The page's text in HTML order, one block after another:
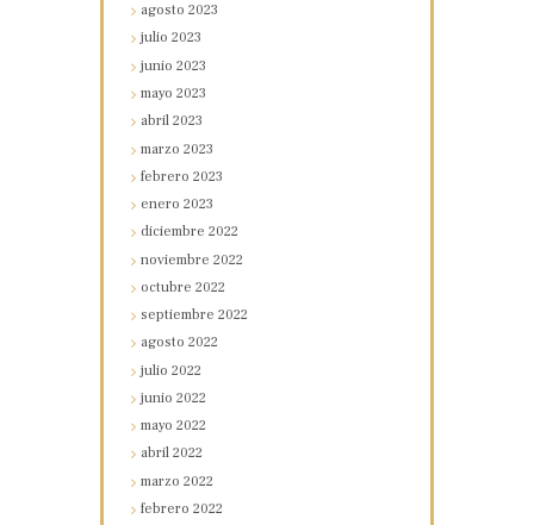
agosto2023
julio2023
junio2023
mayo2023
abril2023
marzo2023
febrero2023
enero2023
diciembre2022
noviembre2022
octubre2022
septiembre2022
agosto2022
julio2022
junio2022
mayo2022
abril2022
marzo2022
febrero2022